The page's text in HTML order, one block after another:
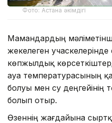
Фото: Астана әкімдігі
Мамандардың
жекелеген учаскелерінде
көпжылдық
ауа температурасының
болуы мен су деңгейінің
болып отыр.
Өзеннің жағдайына